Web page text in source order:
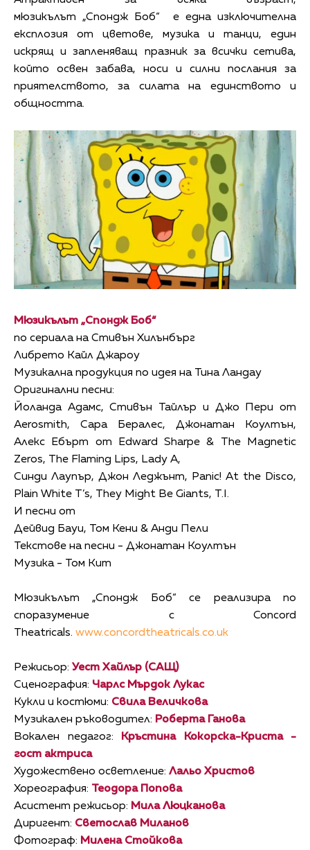
мюзикълът „Спондж Боб“ е една изключителна
експлозия от цветове, музика и танци, един
искрящ и запленяващ празник за всички сетива,
който освен забава, носи и силни послания за
приятелството, за силата на единството и
общността.
Мюзикълът „Спондж Боб“
по сериала на Стивън Хилънбърг
Либрето Кайл Джароу
Музикална продукция по идея на Тина Ландау
Оригинални песни:
Йоланда Адамс, Стивън Тайлър и Джо Пери от
Aerosmith, Сара Бералес, Джонатан Коултън,
Алекс Ебърт от Edward Sharpe & The Magnetic
Zeros, The Flaming Lips, Lady A,
Синди Лаупър, Джон Леджънт, Panic! At the Disco,
Plain White T’s, They Might Be Giants, T.I.
И песни от
Дейвид Бауи, Том Кени & Анди Пели
Текстове на песни - Джонатан Коултън
Музика - Том Кит
Мюзикълът „Спондж Боб“ се реализира по
споразумение с Concord
Theatricals. www.concordtheatricals.co.uk
Режисьор: Уест Хайлър (САЩ)
Сценография: Чарлс Мърдок Лукас
Кукли и костюми: Свила Величкова
Музикален ръководител: Роберта Ганова
Вокален педагог:
Кръстина Кокорска-Криста -
гост актриса
Художествено осветление: Лальо Христов
Хореография: Теодора Попова
Асистент режисьор: Мила Люцканова
Диригент: Светослав Миланов
Фотограф: Милена Стойкова